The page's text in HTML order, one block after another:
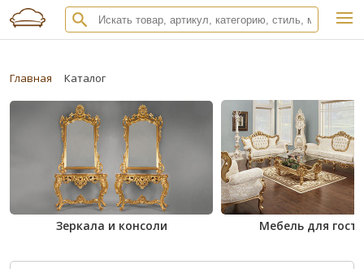
Главная Каталог
Зеркала и консоли Мебель для